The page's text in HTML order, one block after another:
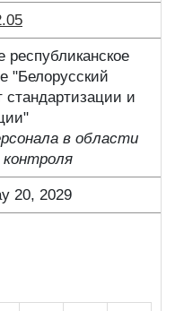
республиканское
"Белорусский
стандартизации и
в области
20, 2029